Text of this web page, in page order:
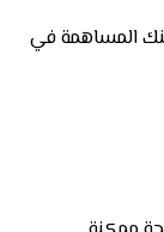
المساهمة في